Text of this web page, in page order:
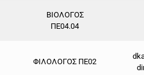
ΒΙΟΛΟΓΟΣ
ΠΕ04.04
ΦΙΛΟΛΟΓΟΣ ΠΕ02